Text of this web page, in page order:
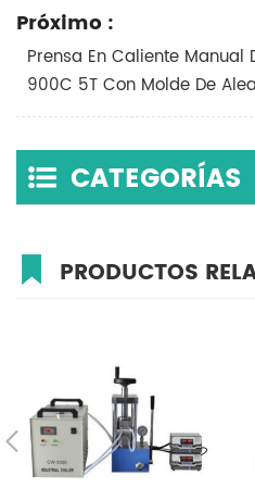
Próximo :
Prensa En Caliente Manual
900C 5T Con Molde De
CATEGORÍAS
PRODUCTOS